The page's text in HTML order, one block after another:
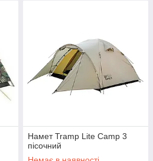
Намет Tramp Lite Camp 3
пісочний